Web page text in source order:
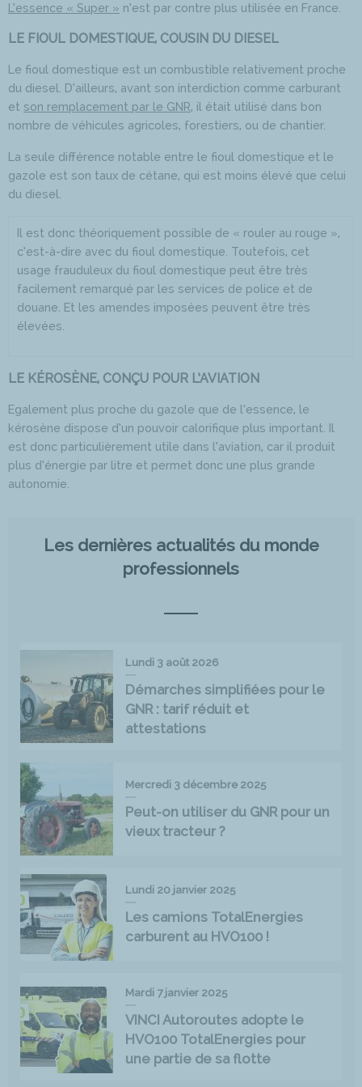
L’essence « Super » n’est par contre plus utilisée en France.
LE FIOUL DOMESTIQUE, COUSIN DU DIESEL
Le fioul domestique est un combustible relativement proche
du diesel. D’ailleurs, avant son interdiction comme carburant
et son remplacement par le GNR, il était utilisé dans bon
nombre de véhicules agricoles, forestiers, ou de chantier.
La seule différence notable entre le fioul domestique et le
gazole est son taux de cétane, qui est moins élevé que celui
du diesel.
Il est donc théoriquement possible de « rouler au rouge »,
c’est-à-dire avec du fioul domestique. Toutefois, cet
usage frauduleux du fioul domestique peut être très
facilement remarqué par les services de police et de
douane. Et les amendes imposées peuvent être très
élevées.
LE KÉROSÈNE, CONÇU POUR L’AVIATION
Egalement plus proche du gazole que de l’essence, le
kérosène dispose d’un pouvoir calorifique plus important. Il
est donc particulièrement utile dans l’aviation, car il produit
plus d’énergie par litre et permet donc une plus grande
autonomie.
Les dernières actualités du monde
professionnels
Lundi 3 août 2026
Démarches simplifiées pour le
GNR : tarif réduit et
attestations
Mercredi 3 décembre 2025
Peut-on utiliser du GNR pour un
vieux tracteur ?
Lundi 20 janvier 2025
Les camions TotalEnergies
carburent au HVO100 !
Mardi 7 janvier 2025
VINCI Autoroutes adopte le
HVO100 TotalEnergies pour
une partie de sa flotte